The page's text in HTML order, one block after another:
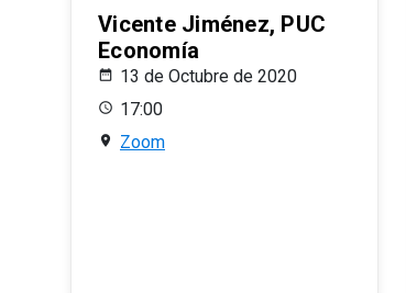
Vicente Jiménez, PUC
Economía
13 de Octubre de 2020
17:00
Zoom